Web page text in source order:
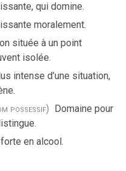
qui domine.
moralement.
située à un point
isolée.
intense d’une situation,
possessif) Domaine pour
en alcool.